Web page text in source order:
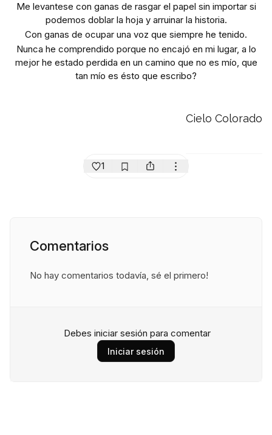
Me levantese con ganas de rasgar el papel sin importar si
podemos doblar la hoja y arruinar la historia.
Con ganas de ocupar una voz que siempre he tenido.
Nunca he comprendido porque no encajó en mi lugar, a lo
mejor he estado perdida en un camino que no es mío, que
tan mío es ésto que escribo?
Cielo Colorado
1
Comentarios
No hay comentarios todavía, sé el primero!
Debes iniciar sesión para comentar
Iniciar sesión